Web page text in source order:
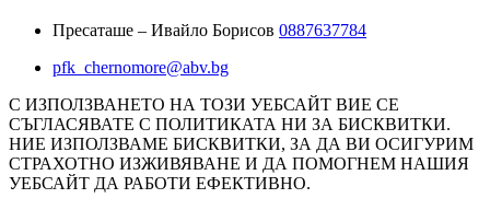
Пресаташе – Ивайло Борисов 0887637784
pfk_chernomore@abv.bg
С ИЗПОЛЗВАНЕТО НА ТОЗИ УЕБСАЙТ ВИЕ СЕ
СЪГЛАСЯВАТЕ С ПОЛИТИКАТА НИ ЗА БИСКВИТКИ.
НИЕ ИЗПОЛЗВАМЕ БИСКВИТКИ, ЗА ДА ВИ ОСИГУРИМ
СТРАХОТНО ИЗЖИВЯВАНЕ И ДА ПОМОГНЕМ НАШИЯ
УЕБСАЙТ ДА РАБОТИ ЕФЕКТИВНО.